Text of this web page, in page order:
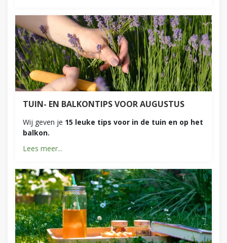
TUIN- EN BALKONTIPS VOOR AUGUSTUS
Wij geven je 15 leuke tips voor in de tuin en op het
balkon.
Lees meer...